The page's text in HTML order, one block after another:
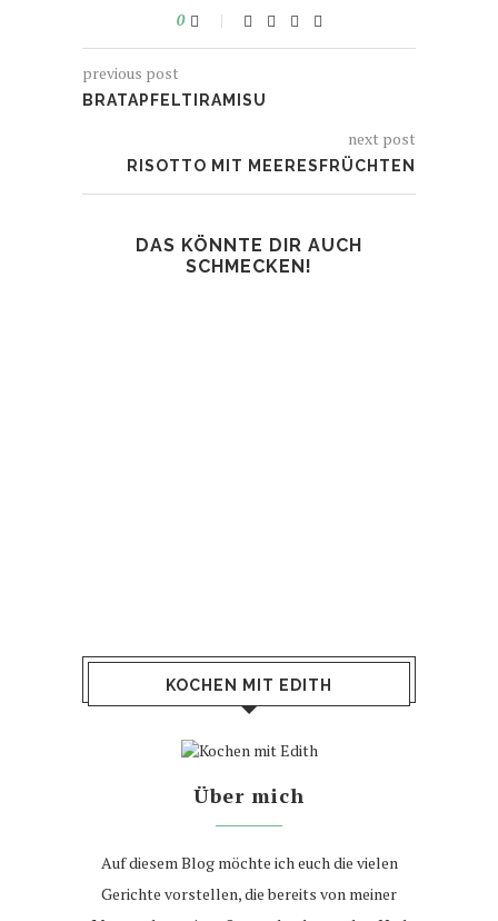
0
previous post
BRATAPFELTIRAMISU
next post
RISOTTO MIT MEERESFRÜCHTEN
DAS KÖNNTE DIR AUCH
SCHMECKEN!
KOCHEN MIT EDITH
Über mich
Auf diesem Blog möchte ich euch die vielen
Gerichte vorstellen, die bereits von meiner